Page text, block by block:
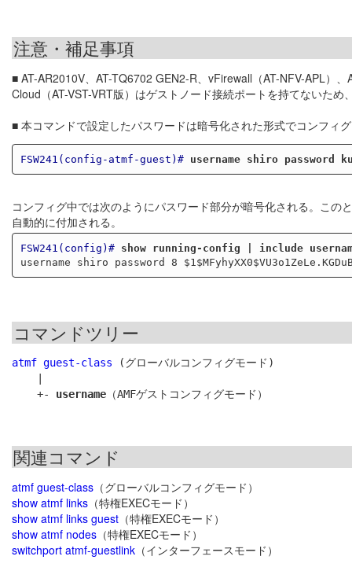
注意・補足事項
■ AT-AR2010V、AT-TQ6702 GEN2-R、vFirewall（AT-NFV-APL）
Cloud（AT-VST-VRT版）はゲストノード接続ポートを持てないため
■ 本コマンドで設定したパスワードは暗号化された形式でコンフィ
FSW241(config-atmf-guest)# username shiro password
コンフィグ中では次のようにパスワード部分が暗号化される。こ
自動的に付加される。
FSW241(config)# show running-config | include
コマンドツリー
atmf guest-class (グローバルコンフィグモード)
    +-
username
関連コマンド
atmf guest-class （グローバルコンフィグモード）
show atmf links （特権EXECモード）
show atmf links guest （特権EXECモード）
show atmf nodes （特権EXECモード）
switchport atmf-guestlink （インターフェースモード）